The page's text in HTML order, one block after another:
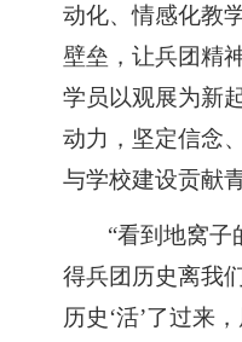
动化、情感化教
壁垒，让兵团精
学员以观展为新
动力，坚定信念
与学校建设贡献
“看到地窝
得兵团历史离我
历史‘活’了过来